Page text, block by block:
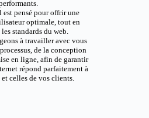
est pensé pour offrir une
optimale, tout en
standards du web.
à travailler avec vous
de la conception
en ligne, afin de garantir
répond parfaitement à
et celles de vos clients.